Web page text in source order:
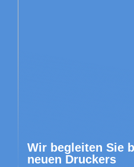
Wir begleiten Sie
neuen Druckers